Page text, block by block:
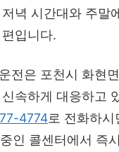
녁 시간대와 주말
입니다.
전은 포천시 화현
속하게 대응하고
4774로 전화하
인 콜센터에서 즉